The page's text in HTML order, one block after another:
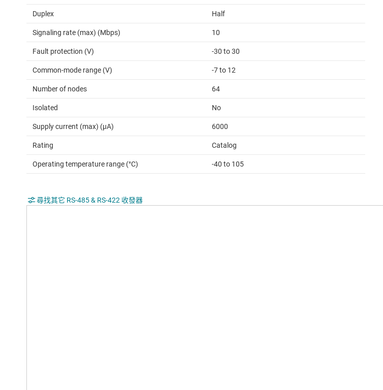
Duplex Half
Signaling rate (max) (Mbps) 10
Fault protection (V) -30 to 30
Common-mode range (V) -7 to 12
Number of nodes 64
Isolated No
Supply current (max) (µA) 6000
Rating Catalog
Operating temperature range (°C) -40 to 105
尋找其它 RS-485 & RS-422 收發器